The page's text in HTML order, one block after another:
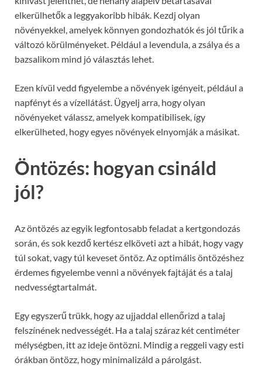
elkerülhetők a leggyakoribb hibák. Kezdj olyan
növényekkel, amelyek könnyen gondozhatók és jól tűrik a
változó körülményeket. Például a levendula, a zsálya és a
bazsalikom mind jó választás lehet.
Ezen kívül vedd figyelembe a növények igényeit, például a
napfényt és a vízellátást. Ügyelj arra, hogy olyan
növényeket válassz, amelyek kompatibilisek, így
elkerülheted, hogy egyes növények elnyomják a másikat.
Öntözés: hogyan csináld
jól?
Az öntözés az egyik legfontosabb feladat a kertgondozás
során, és sok kezdő kertész elköveti azt a hibát, hogy vagy
túl sokat, vagy túl keveset öntöz. Az optimális öntözéshez
érdemes figyelembe venni a növények fajtáját és a talaj
nedvességtartalmát.
Egy egyszerű trükk, hogy az ujjaddal ellenőrizd a talaj
felszínének nedvességét. Ha a talaj száraz két centiméter
mélységben, itt az ideje öntözni. Mindig a reggeli vagy esti
órákban öntözz, hogy minimalizáld a párolgást.